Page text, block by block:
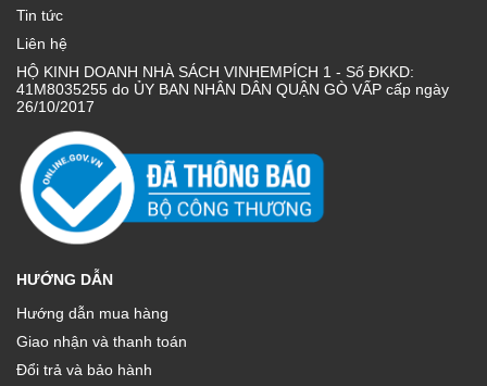
Tin tức
Liên hệ
HỘ KINH DOANH NHÀ SÁCH VINHEMPÍCH 1 - Số ĐKKD:
41M8035255 do ỦY BAN NHÂN DÂN QUẬN GÒ VẤP cấp ngày
26/10/2017
HƯỚNG DẪN
Hướng dẫn mua hàng
Giao nhận và thanh toán
Đổi trả và bảo hành